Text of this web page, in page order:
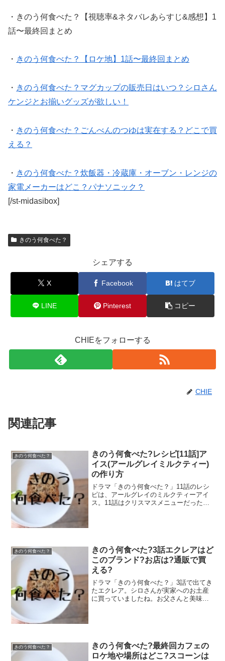
・きのう何食べた？【視聴率&ネタバレあらすじ&感想】1
話〜最終回まとめ
・ きのう何食べた？【ロケ地】1話〜最終回まとめ
・ きのう何食べた？マグカップの販売日はいつ？シロさん
ケンジとお揃いグッズが欲しい！
・ きのう何食べた？ごんべんのつゆは実在する？どこで買
える？
・ きのう何食べた？炊飯器・冷蔵庫・オーブン・レンジの
家電メーカーはどこ？パナソニック？
[/st-midasibox]
きのう何食べた？
シェアする
X Facebook はてブ
LINE Pinterest コピー
CHIEをフォローする
CHIE
関連記事
きのう何食べた？
きのう何食べた?レシピ[11話]ア
イス(アールグレイミルクティー)
の作り方
ドラマ「きのう何食べた？」11話のレシ
ピは、アールグレイのミルクティーアイ
ス。11話はクリスマスメニューだったの
きのう何食べた？
きのう何食べた?3話エクレアはど
このブランド?お店は?通販で買
える?
ドラマ「きのう何食べた？」3話で出てき
たエクレア。シロさんが実家へのお土産
に買っていましたね。お父さんと美味し
きのう何食べた？
きのう何食べた?最終回カフェの
ロケ地や場所はどこ?スコーンは